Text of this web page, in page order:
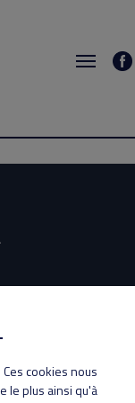
27 14:00
cookies nous
le plus ainsi qu'à